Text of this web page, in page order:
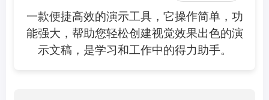
一款便捷高效的演示工具，它操作简单，功
能强大，帮助您轻松创建视觉效果出色的演
示文稿，是学习和工作中的得力助手。